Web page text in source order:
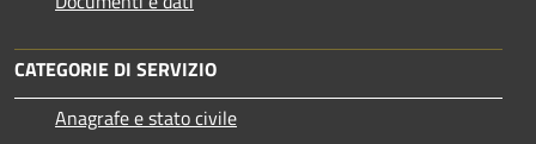
CATEGORIE DI SERVIZIO
Anagrafe e stato civile